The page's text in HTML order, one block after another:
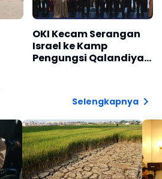
OKI Kecam Serangan
Israel ke Kamp
Pengungsi Qalandiya
Selengkapnya